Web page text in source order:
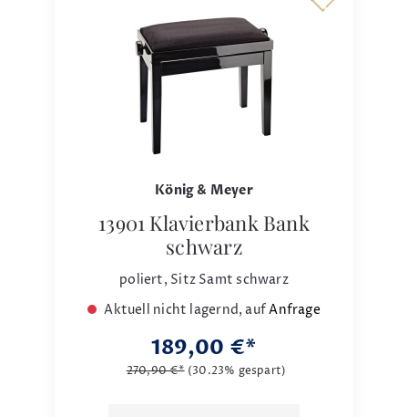
König & Meyer
13901 Klavierbank Bank
schwarz
poliert, Sitz Samt schwarz
Aktuell nicht lagernd, aufAnfrage
189,00 €*
270,90 €* (30.23% gespart)